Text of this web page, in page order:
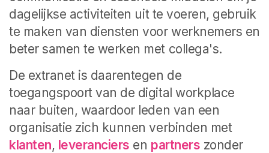
dagelijkse activiteiten uit te voeren, gebruik
te maken van diensten voor werknemers en
beter samen te werken met collega's.
De extranet is daarentegen de
toegangspoort van de digital workplace
naar buiten, waardoor leden van een
organisatie zich kunnen verbinden met
klanten, leveranciers en partners zonder